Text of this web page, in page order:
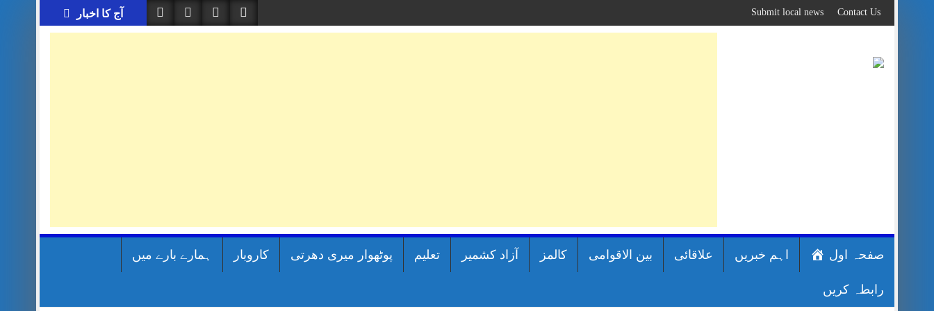
to
content
آج کا اخبار Contact Us
Submit local news
صفحہ اول اہم خبریں علاقائی بین الاقوامی کالمز آزاد کشمیر تعلیم پوٹھوار میری دھرتی کاروبار ہمارے بارے میں
رابطہ کریں